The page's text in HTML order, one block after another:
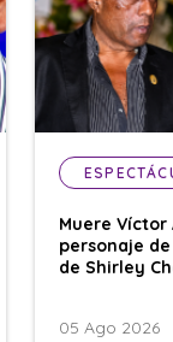
Muere
personaje
de Shirley
05 Ago 2026